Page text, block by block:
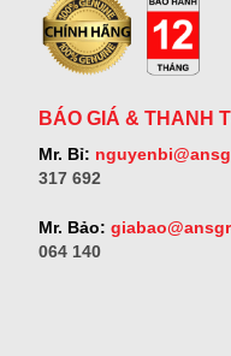
BÁO GIÁ & THANH
Mr. Bỉ:
317 692
Mr. Bảo:
064 140